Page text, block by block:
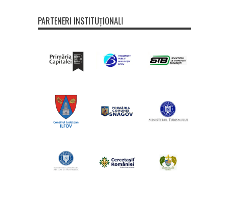
PARTENERI INSTITUȚIONALI